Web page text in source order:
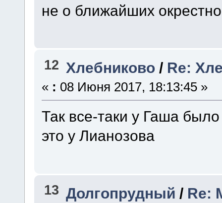
не о ближайших
12 Хлебниково / Re:
« : 08 Июня 2017, 18:13:45 »
Так все-таки у Гаша
это у Лианозова
13 Долгопрудный / Re: